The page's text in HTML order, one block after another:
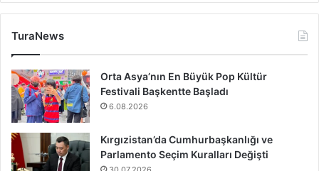
TuraNews
Orta Asya’nın En Büyük Pop Kültür
Festivali Başkentte Başladı
6.08.2026
Kırgızistan’da Cumhurbaşkanlığı ve
Parlamento Seçim Kuralları Değişti